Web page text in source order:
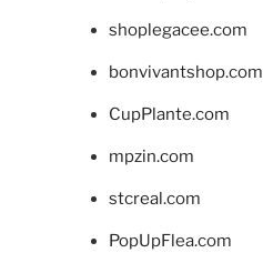
shoplegacee.com
bonvivantshop.com
CupPlante.com
mpzin.com
stcreal.com
PopUpFlea.com